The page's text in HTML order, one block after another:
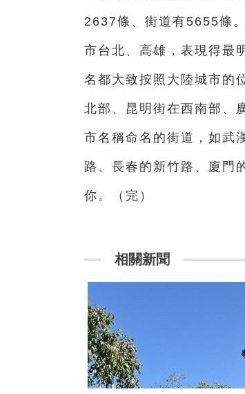
2637條、街道有5655條
市台北、高雄，表現得最
名都大致按照大陸城市的
北部、昆明街在西南部、
市名稱命名的街道，如武
路、長春的新竹路、廈
你。 （完）
相關新聞